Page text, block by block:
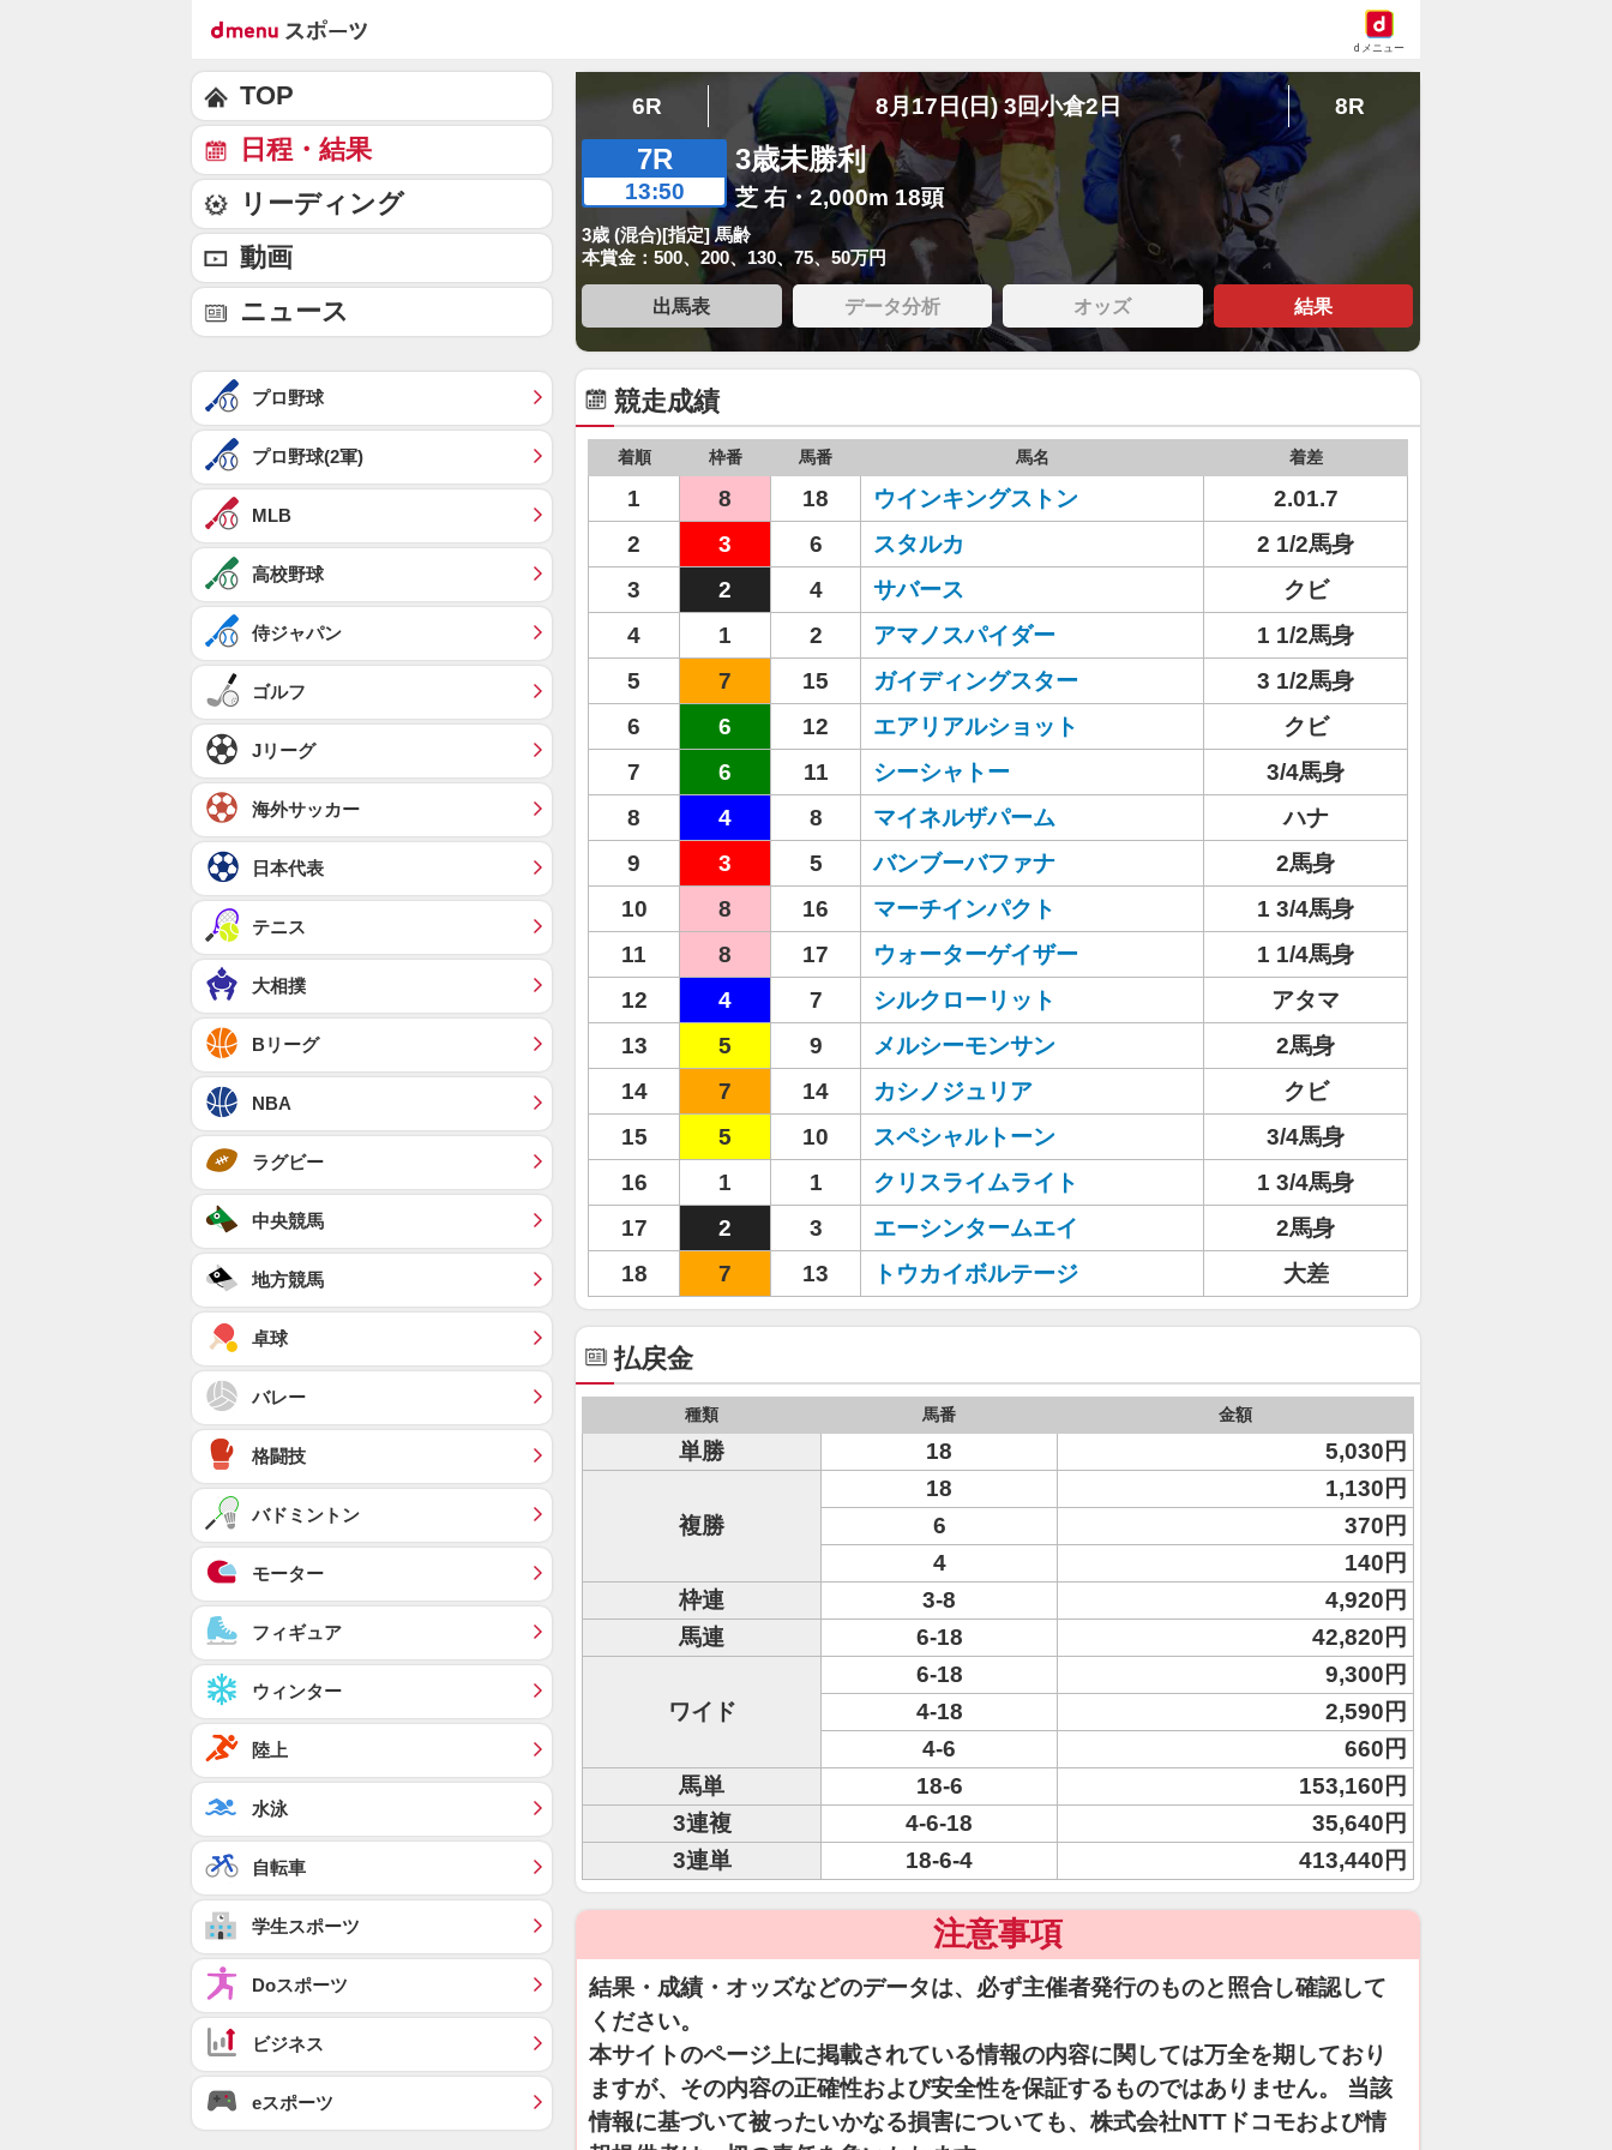
dメニュー
6R 8月17日(日) 3回小倉2日 8R
7R
13:50
3歳未勝利
芝 右・2,000m 18頭
3歳 (混合)[指定] 馬齢
本賞金：500、200、130、75、50万円
出馬表 データ分析 オッズ 結果
競走成績
着順 枠番 馬番 馬名 着差
1 8 18 ウインキングストン
2.01.7
2
3 6 スタルカ
2 1/2馬身
3
2 4 サバース
クビ
4
1 2 アマノスパイダー
1 1/2馬身
5
7 15 ガイディングスター
3 1/2馬身
6
6 12 エアリアルショット
クビ
7
6 11 シーシャトー
3/4馬身
8
4 8 マイネルザパーム
ハナ
9
3 5 バンブーバファナ
2馬身
10
8 16 マーチインパクト
1 3/4馬身
11
8 17 ウォーターゲイザー
1 1/4馬身
12
4 7 シルクローリット
アタマ
13
5 9 メルシーモンサン
2馬身
14
7 14 カシノジュリア
クビ
15
5 10 スペシャルトーン
3/4馬身
16
1 1 クリスライムライト
1 3/4馬身
17
2 3 エーシンタームエイ
2馬身
18
7 13 トウカイボルテージ 大差
払戻金
種類 馬番 金額
単勝 18 5,030円
複勝
18
1,130円
6
370円
4
140円
枠連
3-8
4,920円
馬連
6-18 42,820円
ワイド
6-18
9,300円
4-18
2,590円
4-6
660円
馬単
18-6
153,160円
3連複
4-6-18
35,640円
3連単
18-6-4 413,440円
注意事項
結果・成績・オッズなどのデータは、必ず主催者発行のものと照合し確認して
ください。
本サイトのページ上に掲載されている情報の内容に関しては万全を期しており
ますが、その内容の正確性および安全性を保証するものではありません。 当該
情報に基づいて被ったいかなる損害についても、株式会社NTTドコモおよび情
TOP
日程・結果
リーディング
動画
ニュース
プロ野球
プロ野球(2軍)
MLB
高校野球
侍ジャパン
ゴルフ
Jリーグ
海外サッカー
日本代表
テニス
大相撲
Bリーグ
NBA
ラグビー
中央競馬
地方競馬
卓球
バレー
格闘技
バドミントン
モーター
フィギュア
ウィンター
陸上
水泳
自転車
学生スポーツ
Doスポーツ
ビジネス
eスポーツ